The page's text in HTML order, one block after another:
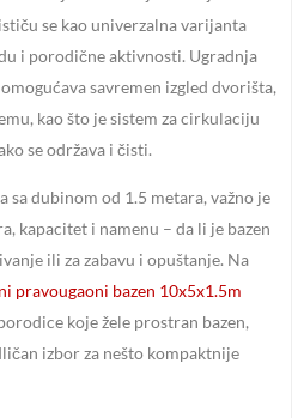
se kao univerzalna varijanta
i porodične aktivnosti. Ugradnja
savremen izgled dvorišta,
kao što je sistem za cirkulaciju
se održava i čisti.
sa dubinom od 1.5 metara, važno je
kapacitet i namenu – da li je bazen
ili za zabavu i opuštanje. Na
pravougaoni bazen 10x5x1.5m
koje žele prostran bazen,
izbor za nešto kompaktnije